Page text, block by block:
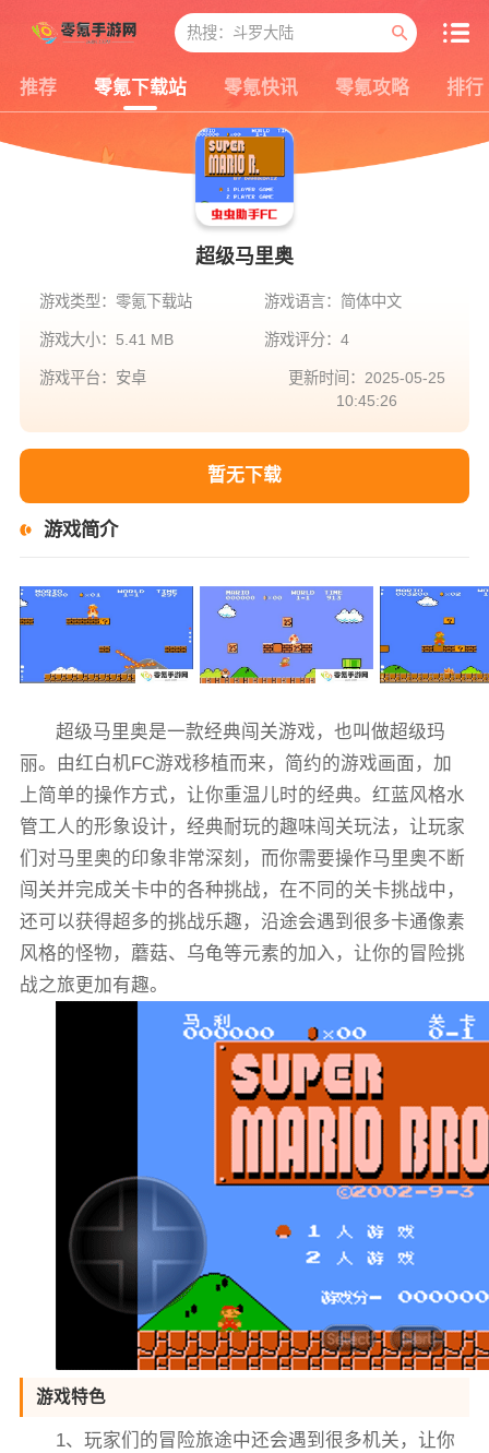
推荐 零氪下载站 零氪快讯 零氪攻略 排行
超级马里奥
游戏类型：零氪下载站 游戏语言：简体中文
游戏大小：5.41 MB 游戏评分：4
游戏平台：安卓
更新时间：2025-05-25
10:45:26
暂无下载
游戏简介
超级马里奥是一款经典闯关游戏，也叫做超级玛
丽。由红白机FC游戏移植而来，简约的游戏画面，加
上简单的操作方式，让你重温儿时的经典。红蓝风格水
管工人的形象设计，经典耐玩的趣味闯关玩法，让玩家
们对马里奥的印象非常深刻，而你需要操作马里奥不断
闯关并完成关卡中的各种挑战，在不同的关卡挑战中，
还可以获得超多的挑战乐趣，沿途会遇到很多卡通像素
风格的怪物，蘑菇、乌龟等元素的加入，让你的冒险挑
战之旅更加有趣。
游戏特色
1、玩家们的冒险旅途中还会遇到很多机关，让你